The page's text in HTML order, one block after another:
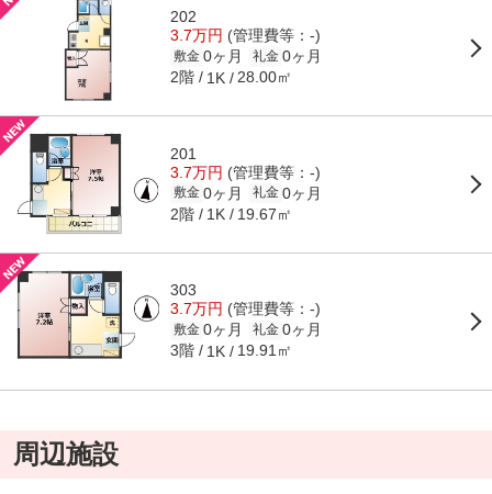
202
3.7万円 (管理費等：-)
敷金 0ヶ月 礼金 0ヶ月
2階 1K 28.00㎡
201
3.7万円 (管理費等：-)
敷金 0ヶ月 礼金 0ヶ月
2階 1K 19.67㎡
303
3.7万円 (管理費等：-)
敷金 0ヶ月 礼金 0ヶ月
3階 1K 19.91㎡
周辺施設